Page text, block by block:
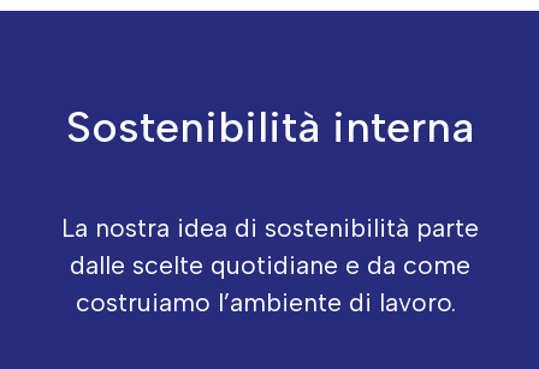
Sostenibilità interna
La nostra idea di sostenibilità parte
dalle scelte quotidiane e da come
costruiamo l’ambiente di lavoro.